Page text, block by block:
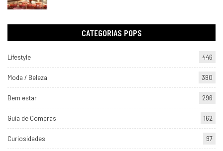
CATEGORIAS POPS
Lifestyle 446
Moda / Beleza 390
Bem estar 296
Guia de Compras 162
Curiosidades 97